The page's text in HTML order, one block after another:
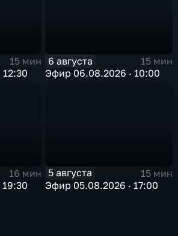
15 мин
6 августа
15 мин
Эфир 06.08.2026 · 10:00
16 мин
5 августа
15 мин
Эфир 05.08.2026 · 17:00